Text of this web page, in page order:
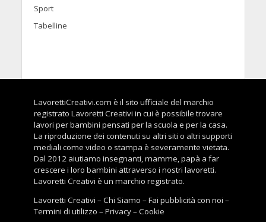
Sport
Tabelline
LavorettiCreativi.com è il sito ufficiale del marchio
registrato Lavoretti Creativi in cui è possibile trovare
lavori per bambini pensati per la scuola e per la casa.
La riproduzione dei contenuti su altri siti o altri supporti
mediali come video o stampa è severamente vietata.
Dal 2012 aiutiamo insegnanti, mamme, papà a far
crescere i loro bambini attraverso i nostri lavoretti.
Lavoretti Creativi è un marchio registrato.
Lavoretti Creativi –Chi Siamo –Fai pubblicità con noi –
Termini di utilizzo –Privacy–Cookie